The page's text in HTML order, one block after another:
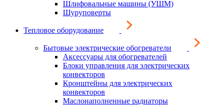
Шлифовальные машины (УШМ)
Шуруповерты
Тепловое оборудование
Бытовые электрические обогреватели
Аксессуары для обогревателей
Блоки управления для электрических
конвекторов
Кронштейны для электрических
конвекторов
Маслонаполненные радиаторы